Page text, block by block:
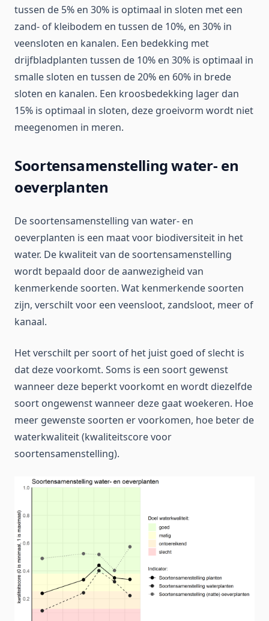
tussen de 5% en 30% is optimaal in sloten met een
zand- of kleibodem en tussen de 10%, en 30% in
veensloten en kanalen. Een bedekking met
drijfbladplanten tussen de 10% en 30% is optimaal in
smalle sloten en tussen de 20% en 60% in brede
sloten en kanalen. Een kroosbedekking lager dan
15% is optimaal in sloten, deze groeivorm wordt niet
meegenomen in meren.
Soortensamenstelling water- en
oeverplanten
De soortensamenstelling van water- en
oeverplanten is een maat voor biodiversiteit in het
water. De kwaliteit van de soortensamenstelling
wordt bepaald door de aanwezigheid van
kenmerkende soorten. Wat kenmerkende soorten
zijn, verschilt voor een veensloot, zandsloot, meer of
kanaal.
Het verschilt per soort of het juist goed of slecht is
dat deze voorkomt. Soms is een soort gewenst
wanneer deze beperkt voorkomt en wordt diezelfde
soort ongewenst wanneer deze gaat woekeren. Hoe
meer gewenste soorten er voorkomen, hoe beter de
waterkwaliteit (kwaliteitscore voor
soortensamenstelling).